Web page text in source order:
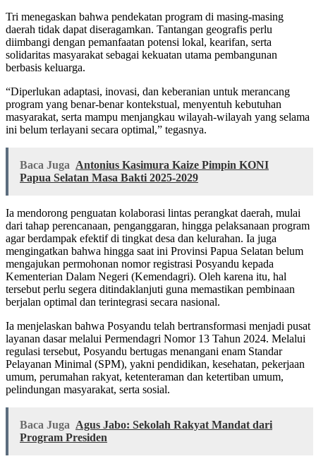
Tri menegaskan bahwa pendekatan program di masing-masing
daerah tidak dapat diseragamkan. Tantangan geografis perlu
diimbangi dengan pemanfaatan potensi lokal, kearifan, serta
solidaritas masyarakat sebagai kekuatan utama pembangunan
berbasis keluarga.
“Diperlukan adaptasi, inovasi, dan keberanian untuk merancang
program yang benar-benar kontekstual, menyentuh kebutuhan
masyarakat, serta mampu menjangkau wilayah-wilayah yang selama
ini belum terlayani secara optimal,” tegasnya.
Baca Juga Antonius Kasimura Kaize Pimpin KONI
Papua Selatan Masa Bakti 2025-2029
Ia mendorong penguatan kolaborasi lintas perangkat daerah, mulai
dari tahap perencanaan, penganggaran, hingga pelaksanaan program
agar berdampak efektif di tingkat desa dan kelurahan. Ia juga
mengingatkan bahwa hingga saat ini Provinsi Papua Selatan belum
mengajukan permohonan nomor registrasi Posyandu kepada
Kementerian Dalam Negeri (Kemendagri). Oleh karena itu, hal
tersebut perlu segera ditindaklanjuti guna memastikan pembinaan
berjalan optimal dan terintegrasi secara nasional.
Ia menjelaskan bahwa Posyandu telah bertransformasi menjadi pusat
layanan dasar melalui Permendagri Nomor 13 Tahun 2024. Melalui
regulasi tersebut, Posyandu bertugas menangani enam Standar
Pelayanan Minimal (SPM), yakni pendidikan, kesehatan, pekerjaan
umum, perumahan rakyat, ketenteraman dan ketertiban umum,
pelindungan masyarakat, serta sosial.
Baca Juga Agus Jabo: Sekolah Rakyat Mandat dari
Program Presiden